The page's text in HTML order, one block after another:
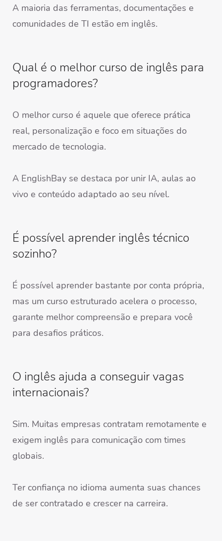
A maioria das ferramentas, documentações e
comunidades de TI estão em inglês.
Qual é o melhor curso de inglês para
programadores?
O melhor curso é aquele que oferece prática
real, personalização e foco em situações do
mercado de tecnologia.
A EnglishBay se destaca por unir IA, aulas ao
vivo e conteúdo adaptado ao seu nível.
É possível aprender inglês técnico
sozinho?
É possível aprender bastante por conta própria,
mas um curso estruturado acelera o processo,
garante melhor compreensão e prepara você
para desafios práticos.
O inglês ajuda a conseguir vagas
internacionais?
Sim. Muitas empresas contratam remotamente e
exigem inglês para comunicação com times
globais.
Ter confiança no idioma aumenta suas chances
de ser contratado e crescer na carreira.